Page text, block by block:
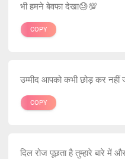
भी हमने बेवफा देखा😓💯
COPY
उम्मीद आपको कभी छोड़ कर नहीं
COPY
दिल रोज पूछता है तुम्हारे बारे में